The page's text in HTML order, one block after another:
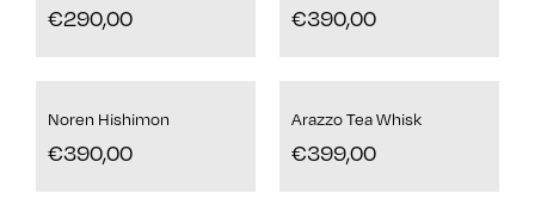
€290,00 €390,00
Noren Hishimon
€390,00
Arazzo Tea Whisk
€399,00